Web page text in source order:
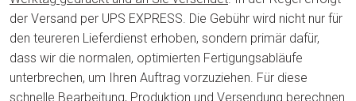
der Versand per UPS EXPRESS. Die Gebühr wird nicht nur für
den teureren Lieferdienst erhoben, sondern primär dafür,
dass wir die normalen, optimierten Fertigungsabläufe
unterbrechen, um Ihren Auftrag vorzuziehen. Für diese
schnelle Bearbeitung, Produktion und Versendung berechnen